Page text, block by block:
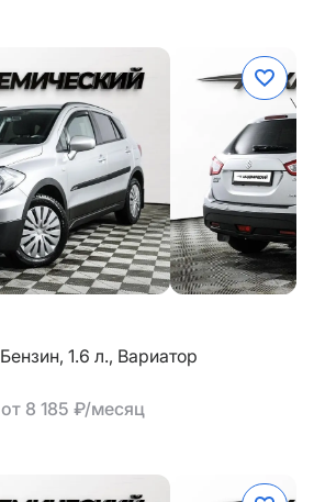
Бензин, 1.6 л., Вариатор
от 8 185 ₽/месяц